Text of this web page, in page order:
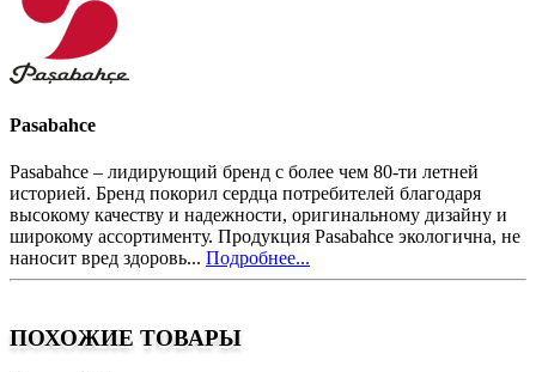
Pasabahce
Pasabahce – лидирующий бренд с более чем 80-ти летней
историей. Бренд покорил сердца потребителей благодаря
высокому качеству и надежности, оригинальному дизайну и
широкому ассортименту. Продукция Pasabahce экологична, не
наносит вред здоровь... Подробнее...
ПОХОЖИЕ ТОВАРЫ